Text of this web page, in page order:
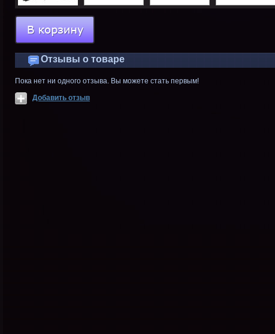
Отзывы о товаре
Пока нет ни одного отзыва. Вы можете стать первым!
Добавить отзыв